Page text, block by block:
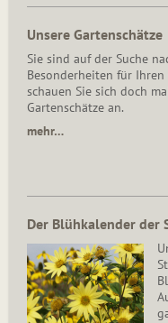
Unsere Gartenschätze
Sie sind auf der Suche
Besonderheiten für Ihren
schauen Sie sich doch
Gartenschätze an.
mehr…
Der Blühkalender der